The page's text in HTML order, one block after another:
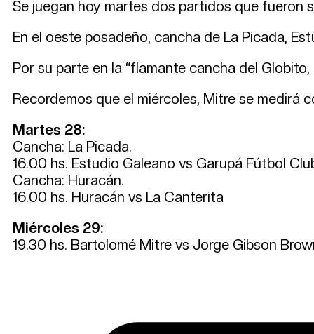
Se juegan hoy martes dos partidos que fueron
En el oeste posadeño, cancha de La Picada,
Por su parte en la “flamante cancha del
Recordemos que el miércoles, Mitre se medirá
Martes 28:
Cancha: La Picada.
16.00 hs. Estudio Galeano vs Garupá Fútbol
Cancha: Huracán.
16.00 hs. Huracán vs La Canterita
Miércoles 29:
19.30 hs. Bartolomé Mitre vs Jorge Gibson